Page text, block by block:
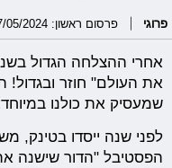
פרוגי פרסום ראשון: 27/05/2024, 09:00
אחרי ההצלחה הגדול
את העולם" חוזר
שמעסיק את כולנו
לפני שנה ייסדו בטינק,
הפסטיבל "הדור שישנה